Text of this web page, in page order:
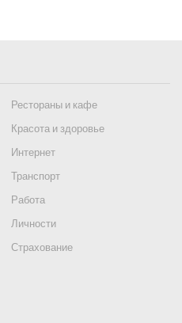
Рестораны и кафе
Красота и здоровье
Интернет
Транспорт
Работа
Личности
Страхование